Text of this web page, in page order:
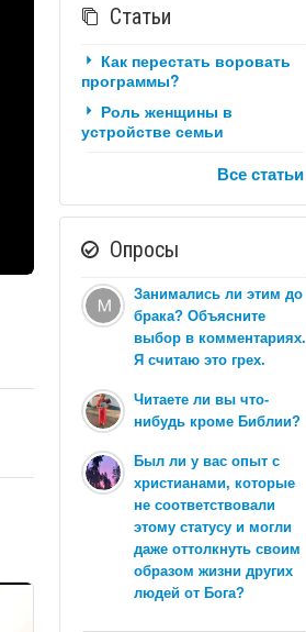
Статьи
Как перестать воровать
программы?
Роль женщины в
устройстве семьи
Все статьи
Опросы
Занимались ли этим до
брака? Объясните
выбор в комментариях.
Я считаю это грех.
Читаете ли вы что-
нибудь кроме Библии?
Был ли у вас опыт с
христианами, которые
не соответствовали
этому статусу и могли
даже оттолкнуть своим
образом жизни других
людей от Бога?